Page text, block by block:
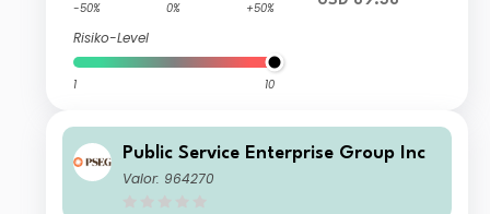
-50% 0% +50%
Risiko-Level
1 10
Public Service Enterprise Group Inc
Valor: 964270